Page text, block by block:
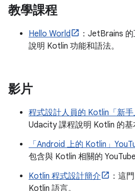
教學課程
Hello World
：JetBrains
說明 Kotlin 功能和語法。
影片
程式設計人員的 Kotlin「新手
Udacity 課程說明 Kotlin 的基
「Android 上的 Kotlin」
包含與 Kotlin 相關的
Kotlin 程式設計簡介
：這
Kotlin 語言。